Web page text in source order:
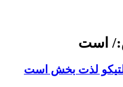
است
لذت بخش است